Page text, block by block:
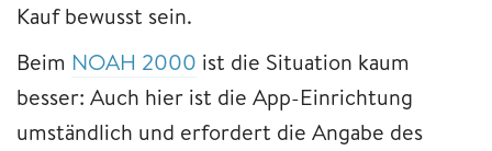
Kauf bewusst sein.
Beim NOAH 2000 ist die Situation kaum
besser: Auch hier ist die App-Einrichtung
umständlich und erfordert die Angabe des